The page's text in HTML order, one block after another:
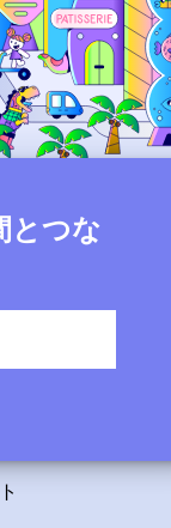
ューを見る
学習をここ
ューを見る
とつな